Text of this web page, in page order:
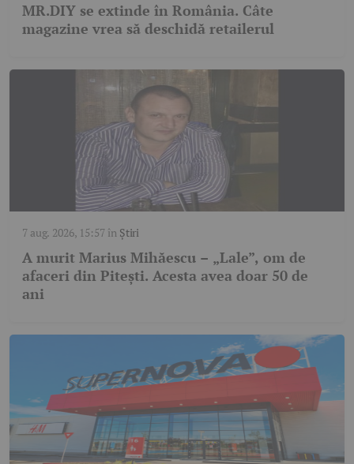
MR.DIY se extinde în România. Câte
magazine vrea să deschidă retailerul
7 aug. 2026, 15:57în Știri
A murit Marius Mihăescu – „Lale”, om de
afaceri din Pitești. Acesta avea doar 50 de
ani